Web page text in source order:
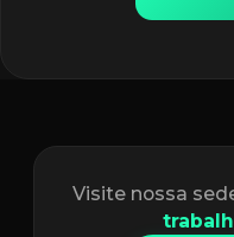
Visite nossa